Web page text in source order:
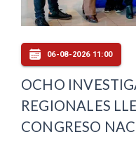
06-08-2026 11:00
OCHO
REGIONALES
CONGRESO